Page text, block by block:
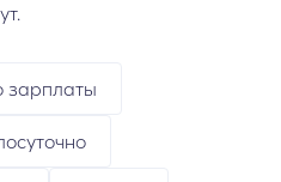
зарплаты